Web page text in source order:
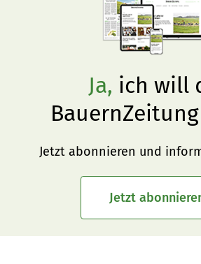
Ja, ich will
Jetzt abonnieren und
Jetzt